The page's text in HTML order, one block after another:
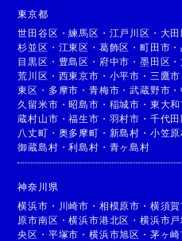
東京都
世田谷区 ・練馬区 ・ 江戸川区 ・ 大田
杉並区 ・ 江東区 ・ 葛飾区 ・町田市 ・
目黒区 ・ 豊島区 ・ 府中市 ・墨田区 ・
荒川区 ・ 西東京市 ・ 小平市 ・ 三鷹市
東区 ・ 多摩市 ・青梅市 ・武蔵野市 ・
久留米市 ・昭島市 ・ 稲城市 ・ 東大和
蔵村山市 ・福生市 ・ 羽村市 ・ 千代田
八丈町 ・ 奥多摩町 ・ 新島村 ・ 小笠原
御蔵島村 ・利島村 ・ 青ヶ島村
神奈川県
横浜市 ・ 川崎市 ・ 相模原市 ・ 横須賀
原市南区 ・横浜市港北区 ・横浜市
央区 ・ 平塚市 ・横浜市旭区 ・ 茅ヶ崎